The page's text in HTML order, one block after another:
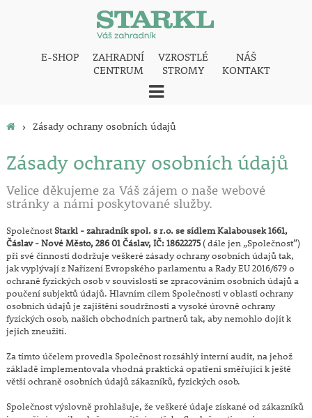
E-SHOP
ZAHRADNÍ
CENTRUM
VZROSTLÉ
STROMY
NÁŠ
KONTAKT
› Zásady ochrany osobních údajů
Zásady ochrany osobních údajů
Velice děkujeme za Váš zájem o naše webové
stránky a námi poskytované služby.
Společnost Starkl - zahradník spol. s r.o. se sídlem Kalabousek 1661,
Čáslav - Nové Město, 286 01 Čáslav, IČ: 18622275( dále jen „Společnost”)
při své činnosti dodržuje veškeré zásady ochrany osobních údajů tak,
jak vyplývají z Nařízení Evropského parlamentu a Rady EU 2016/679 o
ochraně fyzických osob v souvislosti se zpracováním osobních údajů a
poučení subjektů údajů. Hlavním cílem Společnosti v oblasti ochrany
osobních údajů je zajištění soudržnosti a vysoké úrovně ochrany
fyzických osob, našich obchodních partnerů tak, aby nemohlo dojít k
jejich zneužití.
Za tímto účelem provedla Společnost rozsáhlý interní audit, na jehož
základě implementovala vhodná praktická opatření směřující k ještě
větší ochraně osobních údajů zákazníků, fyzických osob.
Společnost výslovně prohlašuje, že veškeré údaje získané od zákazníků